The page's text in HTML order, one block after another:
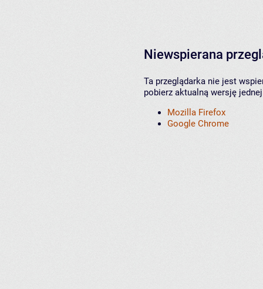
Niewspierana
Ta przeglądarka nie jest
pobierz aktualną wersję
Mozilla Firefox
Google Chrome